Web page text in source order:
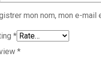
mon nom, mon e-mail
*
*